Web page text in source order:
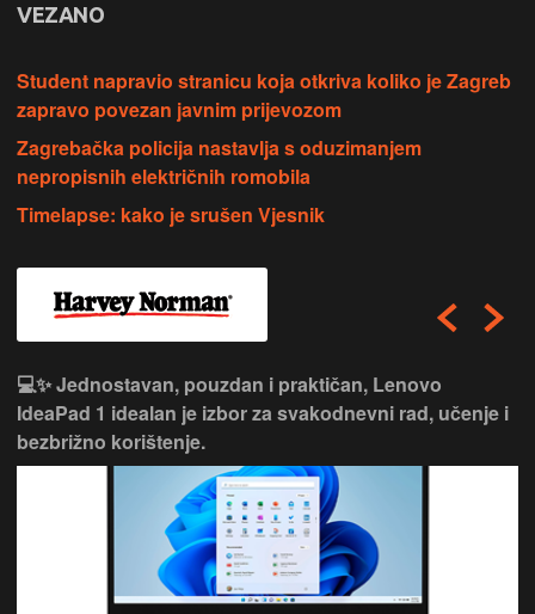
VEZANO
Student napravio stranicu koja otkriva koliko je Zagreb
zapravo povezan javnim prijevozom
Zagrebačka policija nastavlja s oduzimanjem
nepropisnih električnih romobila
Timelapse: kako je srušen Vjesnik
💻✨ Jednostavan, pouzdan i praktičan, Lenovo
IdeaPad 1 idealan je izbor za svakodnevni rad, učenje i
bezbrižno korištenje.